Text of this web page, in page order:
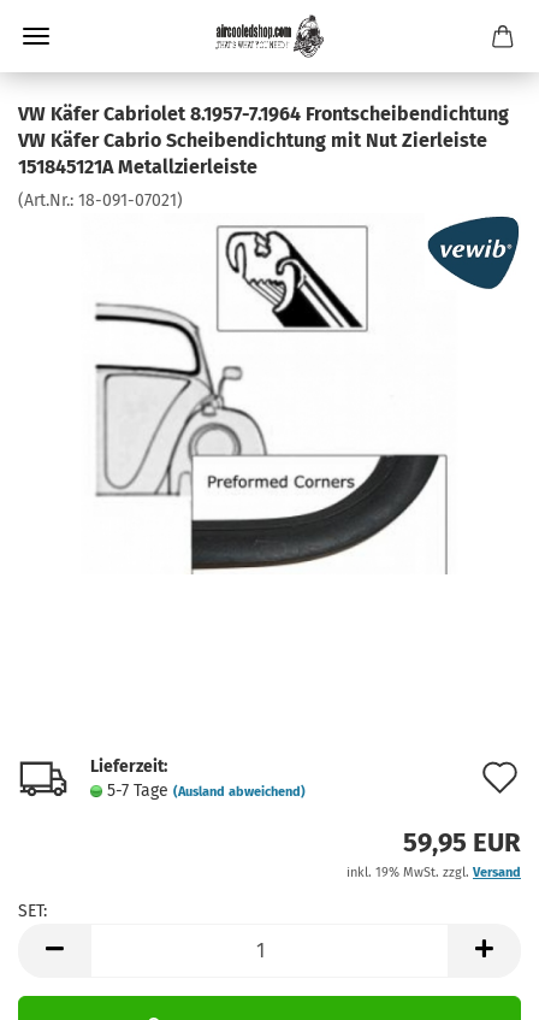
VW Käfer Cabriolet 8.1957-7.1964 Frontscheibendichtung
VW Käfer Cabrio Scheibendichtung mit Nut Zierleiste
151845121A Metallzierleiste
(Art.Nr.: 18-091-07021)
Lieferzeit:
5-7 Tage (Ausland abweichend)
59,95 EUR
inkl. 19% MwSt. zzgl. Versand
SET: